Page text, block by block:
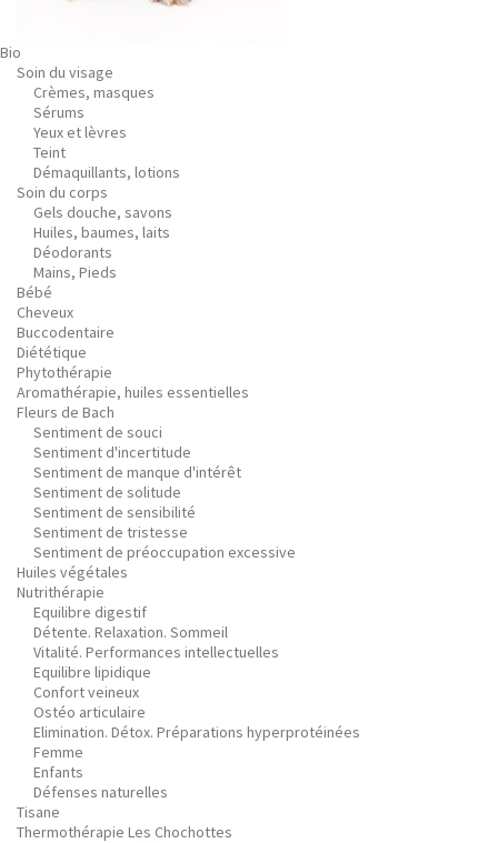
Bio
Soin du visage
Crèmes, masques
Sérums
Yeux et lèvres
Teint
Démaquillants, lotions
Soin du corps
Gels douche, savons
Huiles, baumes, laits
Déodorants
Mains, Pieds
Bébé
Cheveux
Buccodentaire
Diététique
Phytothérapie
Aromathérapie, huiles essentielles
Fleurs de Bach
Sentiment de souci
Sentiment d'incertitude
Sentiment de manque d'intérêt
Sentiment de solitude
Sentiment de sensibilité
Sentiment de tristesse
Sentiment de préoccupation excessive
Huiles végétales
Nutrithérapie
Equilibre digestif
Détente. Relaxation. Sommeil
Vitalité. Performances intellectuelles
Equilibre lipidique
Confort veineux
Ostéo articulaire
Elimination. Détox. Préparations hyperprotéinées
Femme
Enfants
Défenses naturelles
Tisane
Thermothérapie Les Chochottes